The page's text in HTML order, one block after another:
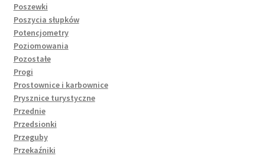
Poszewki
Poszycia słupków
Potencjometry
Poziomowania
Pozostałe
Progi
Prostownice i karbownice
Prysznice turystyczne
Przednie
Przedsionki
Przeguby
Przekaźniki